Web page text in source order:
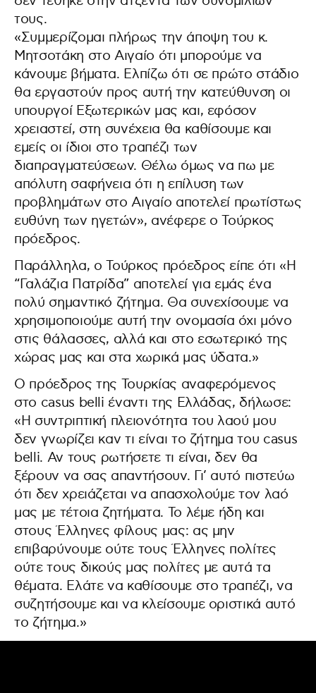
τους.
«Συμμερίζομαι πλήρως την άποψη του κ.
Μητσοτάκη στο Αιγαίο ότι μπορούμε να
κάνουμε βήματα. Ελπίζω ότι σε πρώτο στάδιο
θα εργαστούν προς αυτή την κατεύθυνση οι
υπουργοί Εξωτερικών μας και, εφόσον
χρειαστεί, στη συνέχεια θα καθίσουμε και
εμείς οι ίδιοι στο τραπέζι των
διαπραγματεύσεων. Θέλω όμως να πω με
απόλυτη σαφήνεια ότι η επίλυση των
προβλημάτων στο Αιγαίο αποτελεί πρωτίστως
ευθύνη των ηγετών», ανέφερε ο Τούρκος
πρόεδρος.
Παράλληλα, ο Τούρκος πρόεδρος είπε ότι «Η
“Γαλάζια Πατρίδα” αποτελεί για εμάς ένα
πολύ σημαντικό ζήτημα. Θα συνεχίσουμε να
χρησιμοποιούμε αυτή την ονομασία όχι μόνο
στις θάλασσες, αλλά και στο εσωτερικό της
χώρας μας και στα χωρικά μας ύδατα.»
Ο πρόεδρος της Τουρκίας αναφερόμενος
στο casus belli έναντι της Ελλάδας, δήλωσε:
«Η συντριπτική πλειονότητα του λαού μου
δεν γνωρίζει καν τι είναι το ζήτημα του casus
belli. Αν τους ρωτήσετε τι είναι, δεν θα
ξέρουν να σας απαντήσουν. Γι’ αυτό πιστεύω
ότι δεν χρειάζεται να απασχολούμε τον λαό
μας με τέτοια ζητήματα. Το λέμε ήδη και
στους Έλληνες φίλους μας: ας μην
επιβαρύνουμε ούτε τους Έλληνες πολίτες
ούτε τους δικούς μας πολίτες με αυτά τα
θέματα. Ελάτε να καθίσουμε στο τραπέζι, να
συζητήσουμε και να κλείσουμε οριστικά αυτό
το ζήτημα.»